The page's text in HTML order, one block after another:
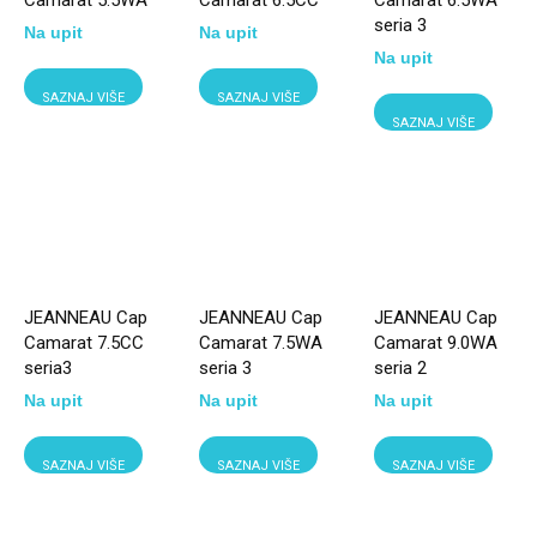
Na upit
SAZNAJ VIŠE
Na upit
SAZNAJ VIŠE
seria 3
Na upit
SAZNAJ VIŠE
JEANNEAU Cap
Camarat 7.5CC
seria3
Na upit
SAZNAJ VIŠE
JEANNEAU Cap
Camarat 7.5WA
seria 3
Na upit
SAZNAJ VIŠE
JEANNEAU Cap
Camarat 9.0WA
seria 2
Na upit
SAZNAJ VIŠE